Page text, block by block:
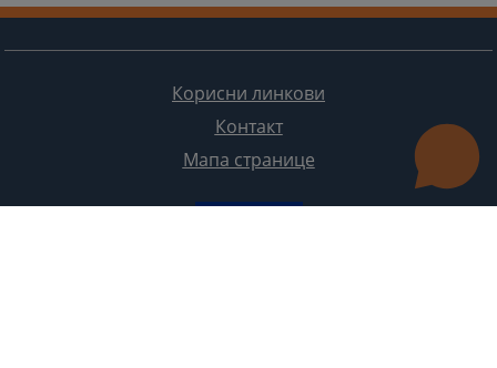
Корисни линкови
Контакт
Мапа странице